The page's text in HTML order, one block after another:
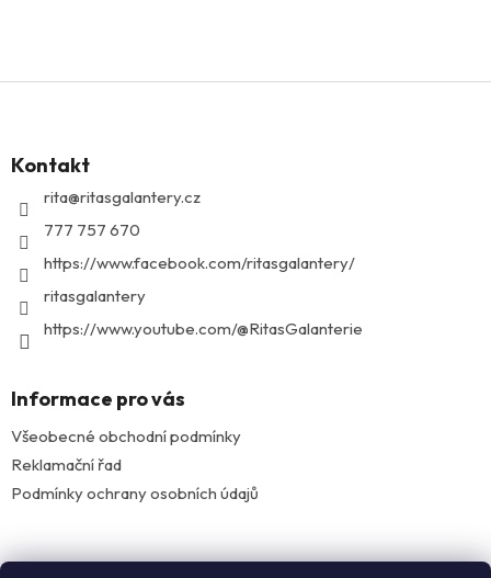
aKontakt
rita@ritasgalantery.cz
777 757 670
https://www.facebook.com/ritasgalantery/
ritasgalantery
https://www.youtube.com/@RitasGalanterie
Informace pro vás
Všeobecné obchodní podmínky
Reklamační řad
Podmínky ochrany osobních údajů